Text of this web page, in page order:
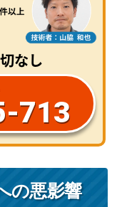
なし
713
の悪影響